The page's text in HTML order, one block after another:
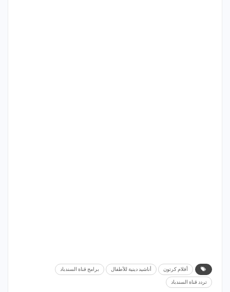
أفلام كرتون أناشيد دينية للأطفال برامج قناة السندباد
تردد قناة السندباد